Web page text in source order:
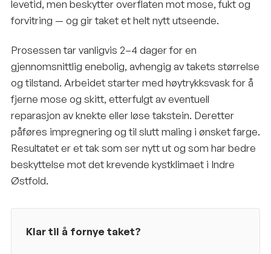
levetid, men beskytter overflaten mot mose, fukt og
forvitring — og gir taket et helt nytt utseende.
Prosessen tar vanligvis 2–4 dager for en
gjennomsnittlig enebolig, avhengig av takets størrelse
og tilstand. Arbeidet starter med høytrykksvask for å
fjerne mose og skitt, etterfulgt av eventuell
reparasjon av knekte eller løse takstein. Deretter
påføres impregnering og til slutt maling i ønsket farge.
Resultatet er et tak som ser nytt ut og som har bedre
beskyttelse mot det krevende kystklimaet i Indre
Østfold.
Klar til å fornye taket?